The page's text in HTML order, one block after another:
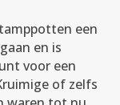
een
en is
voor een
of zelfs